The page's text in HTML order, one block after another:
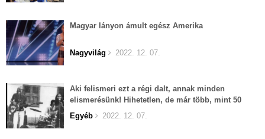
Magyar lányon ámult egész Amerika
Nagyvilág 2022. 12. 07.
Aki felismeri ezt a régi dalt, annak minden
elismerésünk! Hihetetlen, de már több, mint 50
éves...
Egyéb 2022. 12. 07.